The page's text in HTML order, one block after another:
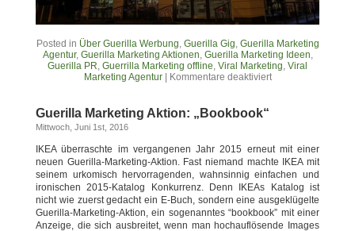
Posted in Über Guerilla Werbung, Guerilla Gig, Guerilla Marketing
Agentur, Guerilla Marketing Aktionen, Guerilla Marketing Ideen,
Guerilla PR, Guerrilla Marketing offline, Viral Marketing, Viral
Marketing Agentur| Kommentare deaktiviert
Guerilla Marketing Aktion: „Bookbook“
Mittwoch, Juni 1st, 2016
IKEA überraschte im vergangenen Jahr 2015 erneut mit einer
neuen Guerilla-Marketing-Aktion. Fast niemand machte IKEA mit
seinem urkomisch hervorragenden, wahnsinnig einfachen und
ironischen 2015-Katalog Konkurrenz. Denn IKEAs Katalog ist
nicht wie zuerst gedacht ein E-Buch, sondern eine ausgeklügelte
Guerilla-Marketing-Aktion, ein sogenanntes “bookbook” mit einer
Anzeige, die sich ausbreitet, wenn man hochauflösende Images